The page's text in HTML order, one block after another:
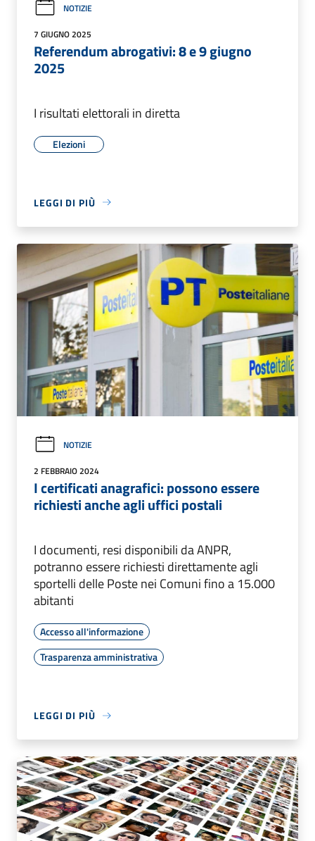
NOTIZIE
7 GIUGNO 2025
Referendum abrogativi: 8 e 9 giugno
2025
I risultati elettorali in diretta
Elezioni
LEGGI DI PIÙ
NOTIZIE
2 FEBBRAIO 2024
I certificati anagrafici: possono essere
richiesti anche agli uffici postali
I documenti, resi disponibili da ANPR,
potranno essere richiesti direttamente agli
sportelli delle Poste nei Comuni fino a 15.000
abitanti
Accesso all'informazione
Trasparenza amministrativa
LEGGI DI PIÙ